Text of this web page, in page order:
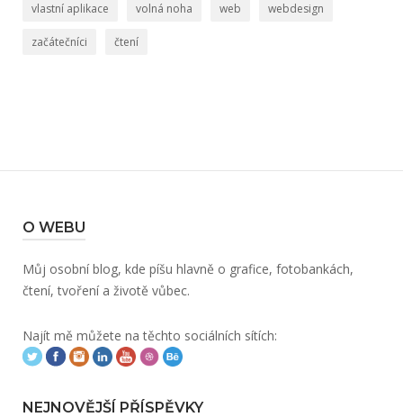
vlastní aplikace volná noha web webdesign
začátečníci čtení
O WEBU
Můj osobní blog, kde píšu hlavně o grafice, fotobankách,
čtení, tvoření a životě vůbec.
Najít mě můžete na těchto sociálních sítích:
NEJNOVĚJŠÍ PŘÍSPĚVKY